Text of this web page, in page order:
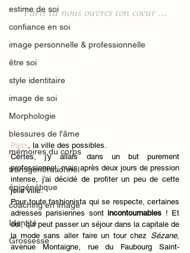
estime de soi
confiance en soi
image personnelle & professionnelle
être soi
style identitaire
image de soi
Morphologie
blessures de l'âme
mémoires du corps
transgénérationnel
épigénétique
coaching en image
Identité
Grossesse
Paris tu nous ouvres ton coeur ...
Paris, la ville des possibles.
Certes, j'y allais dans un but purement
professionnel, mais après deux jours de pression
intense, j'ai décidé de profiter un peu de cette
jolie ville.
Pour toute fashionista qui se respecte, certaines
adresses parisiennes sont incontournables ! Et
oui, qui peut passer un séjour dans la capitale de
la mode sans aller faire un tour chez Sézane,
avenue Montaigne, rue du Faubourg Saint-